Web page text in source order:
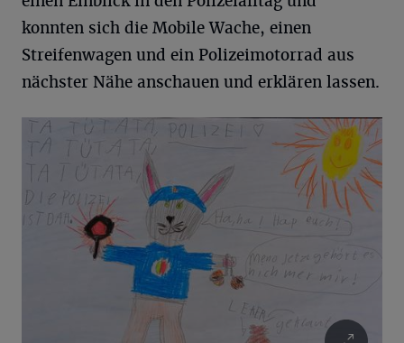
konnten sich die Mobile Wache, einen
Streifenwagen und ein Polizeimotorrad aus
nächster Nähe anschauen und erklären lassen.